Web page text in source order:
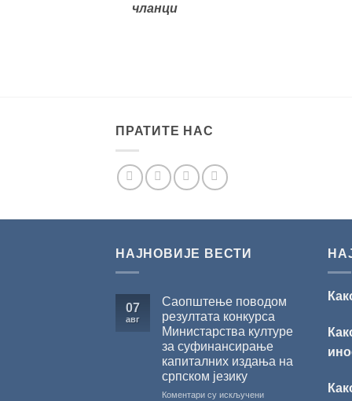
чланци
ПРАТИТЕ НАС
НАЈНОВИЈЕ ВЕСТИ
07
авг
Саопштење поводом
резултата конкурса
Министарства културе
за суфинансирање
капиталних издања на
српском језику
Коментари су искљученина